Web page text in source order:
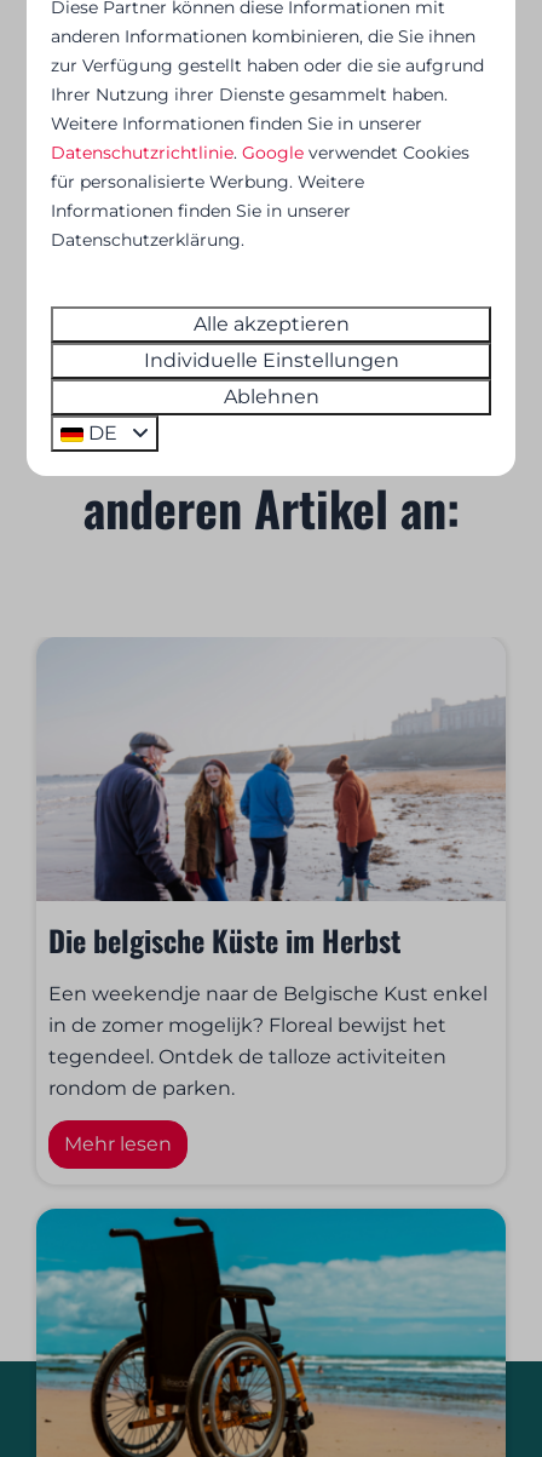
Fordern Sie gerne einen Katalog an, um
Inspiration für ein erfolgreiches Seminar zu
erhalten. Möchten Sie Ihre Firmenveranstaltung
reservieren? Das Team von Floreal Group hilft
Ihnen gerne weiter.
Kontaktieren Sie uns hier!
Sehen Sie sich unsere
anderen Artikel an:
Die belgische Küste im Herbst
Een weekendje naar de Belgische Kust enkel
in de zomer mogelijk? Floreal bewijst het
tegendeel. Ontdek de talloze activiteiten
rondom de parken.
Mehr lesen
Diese Partner können diese Informationen mit
anderen Informationen kombinieren, die Sie ihnen
zur Verfügung gestellt haben oder die sie aufgrund
Ihrer Nutzung ihrer Dienste gesammelt haben.
Weitere Informationen finden Sie in unserer
Datenschutzrichtlinie.Google verwendet Cookies
für personalisierte Werbung. Weitere
Informationen finden Sie in unserer
Datenschutzerklärung.
Alle akzeptieren
Individuelle Einstellungen
Ablehnen
DE